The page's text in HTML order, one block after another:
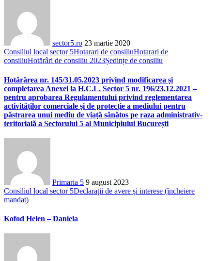
sector5.ro 23 martie 2020
Consiliul local sector 5Hotarari de consiliuHotarari de
consiliuHotărâri de consiliu 2023Ședințe de consiliu
Hotărârea nr. 145/31.05.2023 privind modificarea și
completarea Anexei la H.C.L. Sector 5 nr. 196/23.12.2021 –
pentru aprobarea Regulamentului privind reglementarea
activităților comerciale și de protecție a mediului pentru
păstrarea unui mediu de viață sănătos pe raza administrativ-
teritorială a Sectorului 5 al Municipiului București
Primaria 5 9 august 2023
Consiliul local sector 5Declarații de avere și interese (încheiere
mandat)
Kofod Helen – Daniela